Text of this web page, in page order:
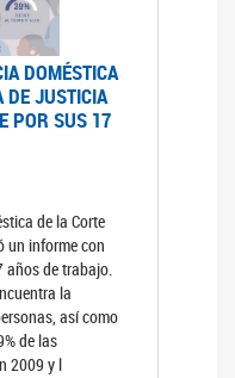
DOMÉSTICA
DE JUSTICIA
POR SUS 17
de la Corte
un informe con
años de trabajo.
la
así como
de las
2009 y l